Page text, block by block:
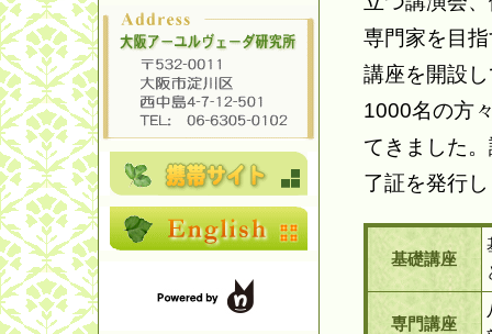
専門家を目
講座を開設
1000名の方
てきました
了証を発行
基礎講座
専門講座